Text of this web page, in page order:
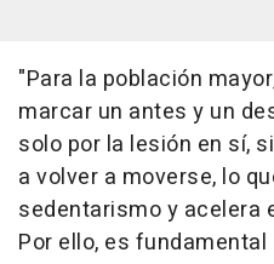
"Para la población
marcar un antes y un
solo por la lesión en sí,
a volver a moverse, lo
sedentarismo y acelera
Por ello, es